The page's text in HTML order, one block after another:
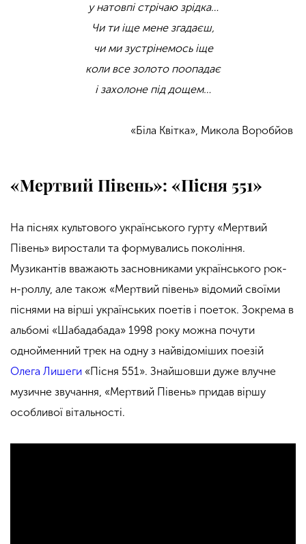
у натовпі стрічаю зрідка…
Чи ти іще мене згадаєш,
чи ми зустрінемось іще
коли все золото поопадає
і захолоне під дощем…
«Біла Квітка», Микола Воробйов
«Мертвий Півень»: «Пісня 551»
На піснях культового українського гурту «Мертвий
Півень» виростали та формувались покоління.
Музикантів вважають засновниками українського рок-
н-роллу, але також «Мертвий півень» відомий своїми
піснями на вірші українських поетів і поеток. Зокрема в
альбомі «Шабадабада» 1998 року можна почути
однойменний трек на одну з найвідоміших поезій
Олега Лишеги «Пісня 551». Знайшовши дуже влучне
музичне звучання, «Мертвий Півень» придав віршу
особливої вітальності.